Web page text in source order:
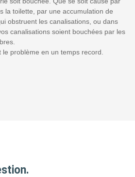
la toilette, par une accumulation de
obstruent les canalisations, ou dans
canalisations soient bouchées par les
problème en un temps record.